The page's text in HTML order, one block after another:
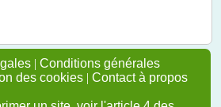
| Conditions générales
des cookies | Contact à propos